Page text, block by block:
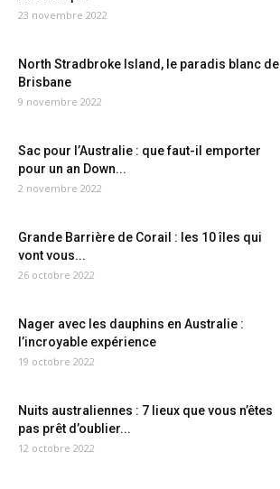
23 novembre 2022
North Stradbroke Island, le paradis blanc de
Brisbane
9 novembre 2022
Sac pour l’Australie : que faut-il emporter
pour un an Down...
2 novembre 2022
Grande Barrière de Corail : les 10 îles qui
vont vous...
26 octobre 2022
Nager avec les dauphins en Australie :
l’incroyable expérience
19 octobre 2022
Nuits australiennes : 7 lieux que vous n’êtes
pas prêt d’oublier...
12 octobre 2022